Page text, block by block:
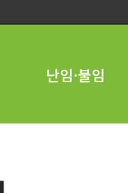
난임·불임